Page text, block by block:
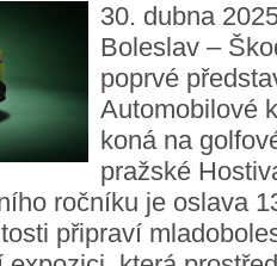
30. dubna
Boleslav –
poprvé
Automobilové
koná na
pražské
ročníku je oslava
připraví